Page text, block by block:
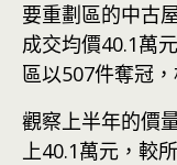
要重劃區的中古
成交均價40.1萬
區以507件奪冠
觀察上半年的價
上40.1萬元，較